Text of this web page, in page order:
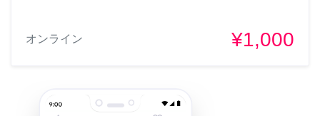
オンライン ¥1,000